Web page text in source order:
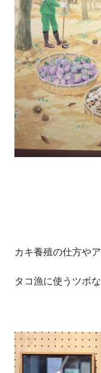
カキ養殖の仕方や
タコ漁に使うツボ